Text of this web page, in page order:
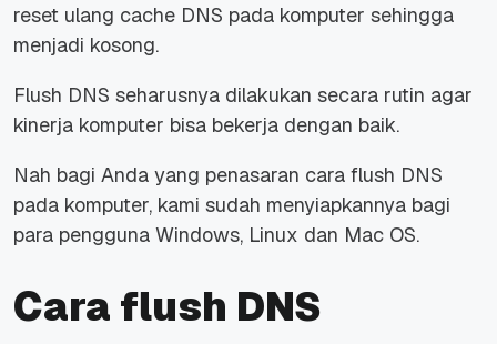
reset ulang cache DNS pada komputer sehingga
menjadi kosong.
Flush DNS seharusnya dilakukan secara rutin agar
kinerja komputer bisa bekerja dengan baik.
Nah bagi Anda yang penasaran cara flush DNS
pada komputer, kami sudah menyiapkannya bagi
para pengguna Windows, Linux dan Mac OS.
Cara flush DNS